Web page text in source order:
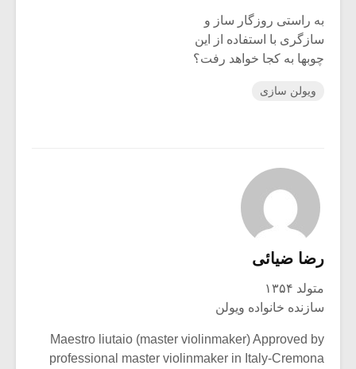
به راستی روزگار ساز و
سازگری با استفاده از این
چوبها به کجا خواهد رفت؟
ویولن سازی
رضا ضیائی
متولد ۱۳۵۴
سازنده خانواده ویولن
Maestro liutaio (master violinmaker) Approved by
professional master violinmaker in Italy-Cremona